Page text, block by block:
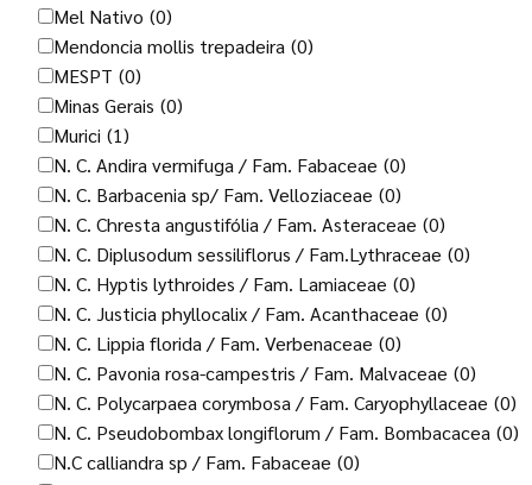
Mel Nativo (0)
Mendoncia mollis trepadeira (0)
MESPT (0)
Minas Gerais (0)
Murici (1)
N. C. Andira vermifuga / Fam. Fabaceae (0)
N. C. Barbacenia sp/ Fam. Velloziaceae (0)
N. C. Chresta angustifólia / Fam. Asteraceae (0)
N. C. Diplusodum sessiliflorus / Fam.Lythraceae (0)
N. C. Hyptis lythroides / Fam. Lamiaceae (0)
N. C. Justicia phyllocalix / Fam. Acanthaceae (0)
N. C. Lippia florida / Fam. Verbenaceae (0)
N. C. Pavonia rosa-campestris / Fam. Malvaceae (0)
N. C. Polycarpaea corymbosa / Fam. Caryophyllaceae (0)
N. C. Pseudobombax longiflorum / Fam. Bombacacea (0)
N.C calliandra sp / Fam. Fabaceae (0)